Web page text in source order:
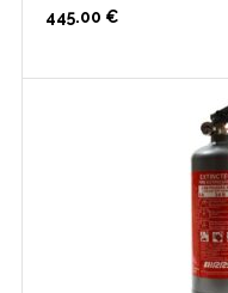
445.00 €